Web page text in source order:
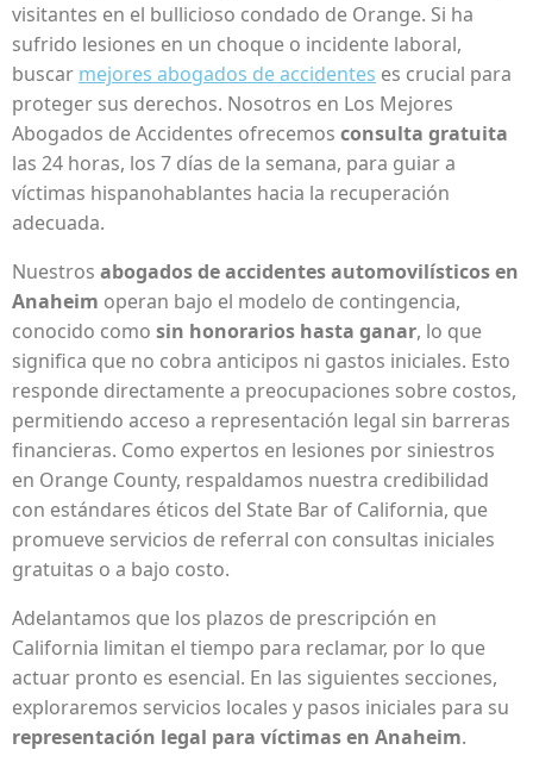
visitantes en el bullicioso condado de Orange. Si ha
sufrido lesiones en un choque o incidente laboral,
buscar mejores abogados de accidentes es crucial para
proteger sus derechos. Nosotros en Los Mejores
Abogados de Accidentes ofrecemos consulta gratuita
las 24 horas, los 7 días de la semana, para guiar a
víctimas hispanohablantes hacia la recuperación
adecuada.
Nuestros abogados de accidentes automovilísticos en
Anaheim operan bajo el modelo de contingencia,
conocido como sin honorarios hasta ganar, lo que
significa que no cobra anticipos ni gastos iniciales. Esto
responde directamente a preocupaciones sobre costos,
permitiendo acceso a representación legal sin barreras
financieras. Como expertos en lesiones por siniestros
en Orange County, respaldamos nuestra credibilidad
con estándares éticos del State Bar of California, que
promueve servicios de referral con consultas iniciales
gratuitas o a bajo costo.
Adelantamos que los plazos de prescripción en
California limitan el tiempo para reclamar, por lo que
actuar pronto es esencial. En las siguientes secciones,
exploraremos servicios locales y pasos iniciales para su
representación legal para víctimas en Anaheim.